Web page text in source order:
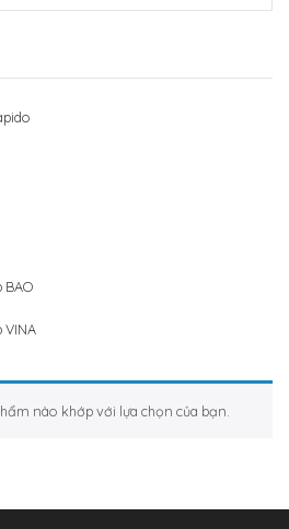
BAO
VINA
nào khớp với lựa chọn của bạn.